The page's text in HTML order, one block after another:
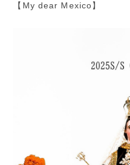
【My dear Mexico】